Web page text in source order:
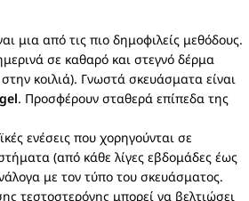
μια από τις πιο δημοφιλείς μεθόδους.
σε καθαρό και στεγνό δέρμα
κοιλιά). Γνωστά σκευάσματα είναι
. Προσφέρουν σταθερά επίπεδα της
ενέσεις που χορηγούνται σε
(από κάθε λίγες εβδομάδες έως
με τον τύπο του σκευάσματος.
τεστοστερόνης μπορεί να βελτιώσει